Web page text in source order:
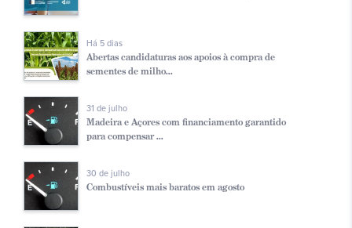
Há 5 dias
Abertas candidaturas aos apoios à compra de
sementes de milho...
31 de julho
Madeira e Açores com financiamento garantido
para compensar ...
30 de julho
Combustíveis mais baratos em agosto